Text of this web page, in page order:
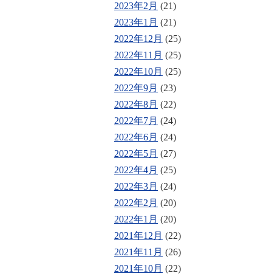
2023年2月 (21)
2023年1月 (21)
2022年12月 (25)
2022年11月 (25)
2022年10月 (25)
2022年9月 (23)
2022年8月 (22)
2022年7月 (24)
2022年6月 (24)
2022年5月 (27)
2022年4月 (25)
2022年3月 (24)
2022年2月 (20)
2022年1月 (20)
2021年12月 (22)
2021年11月 (26)
2021年10月 (22)